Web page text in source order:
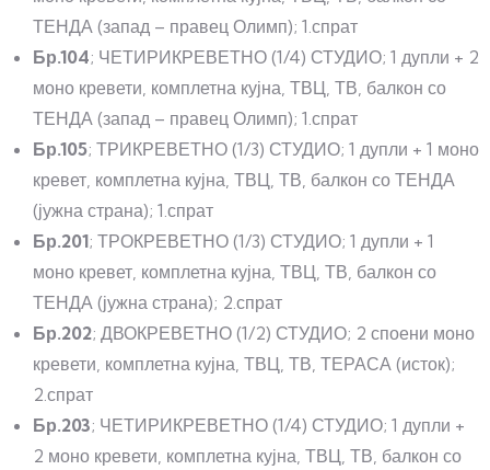
ТЕНДА (запад – правец Олимп); 1.спрат
Бр.104; ЧЕТИРИКРЕВЕТНО (1/4) СТУДИО; 1 дупли + 2
моно кревети, комплетна кујна, ТВЦ, ТВ, балкон со
ТЕНДА (запад – правец Олимп); 1.спрат
Бр.105; ТРИКРЕВЕТНО (1/3) СТУДИО; 1 дупли + 1 моно
кревет, комплетна кујна, ТВЦ, ТВ, балкон со ТЕНДА
(јужна страна); 1.спрат
Бр.201; ТРОКРЕВЕТНО (1/3) СТУДИО; 1 дупли + 1
моно кревет, комплетна кујна, ТВЦ, ТВ, балкон со
ТЕНДА (јужна страна); 2.спрат
Бр.202; ДВОКРЕВЕТНО (1/2) СТУДИО; 2 споени моно
кревети, комплетна кујна, ТВЦ, ТВ, ТЕРАСА (исток);
2.спрат
Бр.203; ЧЕТИРИКРЕВЕТНО (1/4) СТУДИО; 1 дупли +
2 моно кревети, комплетна кујна, ТВЦ, ТВ, балкон со